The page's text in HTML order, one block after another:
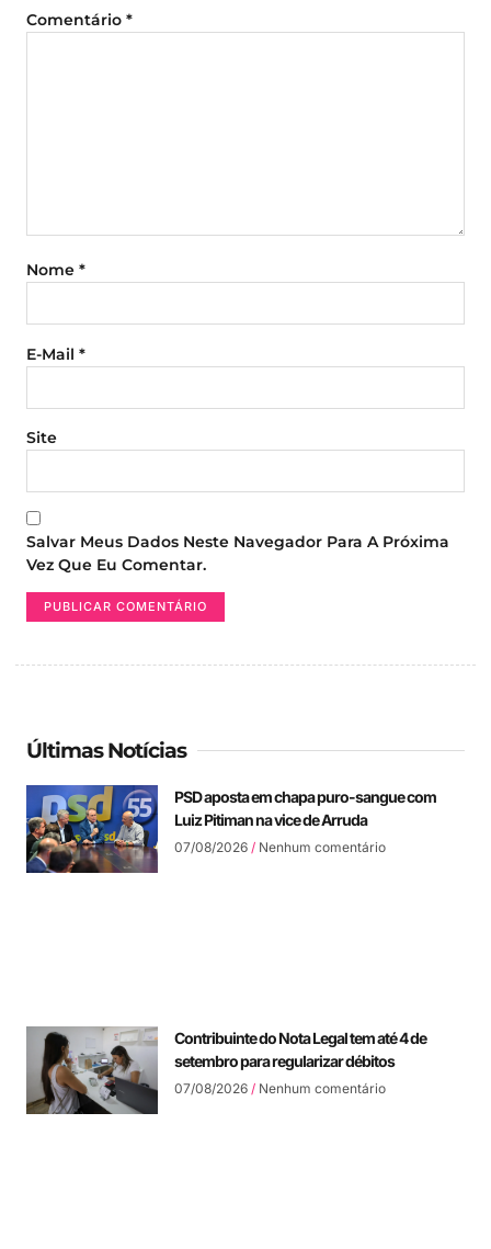
Comentário *
Nome *
E-Mail *
Site
Salvar Meus Dados Neste Navegador Para A Próxima
Vez Que Eu Comentar.
Últimas Notícias
PSD aposta em chapa puro-sangue com
Luiz Pitiman na vice de Arruda
07/08/2026 Nenhum comentário
Contribuinte do Nota Legal tem até 4 de
setembro para regularizar débitos
07/08/2026 Nenhum comentário